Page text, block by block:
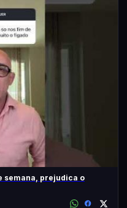
semana, prejudica o